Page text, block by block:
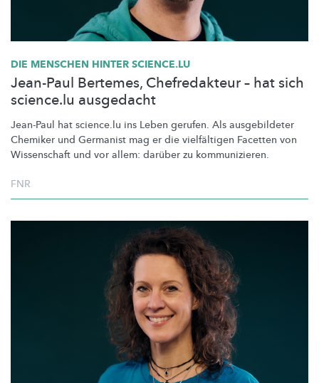
DIE MENSCHEN HINTER SCIENCE.LU
Jean-Paul Bertemes, Chefredakteur – hat sich
science.lu ausgedacht
Jean-Paul hat science.lu ins Leben gerufen. Als ausgebildeter
Chemiker und Germanist mag er die vielfältigen Facetten von
Wissenschaft und vor allem: darüber zu kommunizieren.
FNR